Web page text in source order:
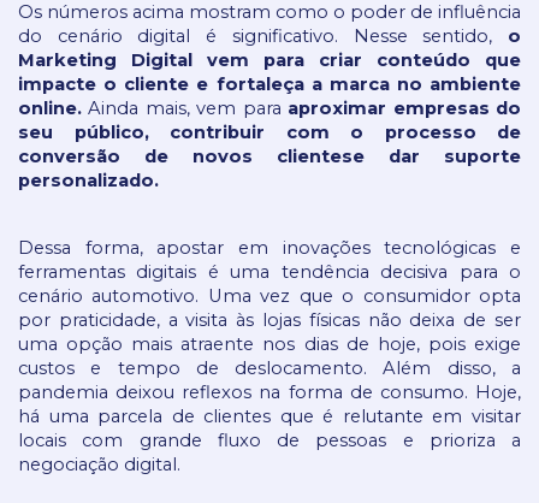
Os números acima mostram como o poder de influência
do cenário digital é significativo. Nesse sentido, o
Marketing Digital vem para criar conteúdo que
impacte o cliente e fortaleça a marca no ambiente
online. Ainda mais, vem para aproximar empresas do
seu público, contribuir com o processo de
conversão de novos clientese dar suporte
personalizado.
Dessa forma, apostar em inovações tecnológicas e
ferramentas digitais é uma tendência decisiva para o
cenário automotivo. Uma vez que o consumidor opta
por praticidade, a visita às lojas físicas não deixa de ser
uma opção mais atraente nos dias de hoje, pois exige
custos e tempo de deslocamento. Além disso, a
pandemia deixou reflexos na forma de consumo. Hoje,
há uma parcela de clientes que é relutante em visitar
locais com grande fluxo de pessoas e prioriza a
negociação digital.